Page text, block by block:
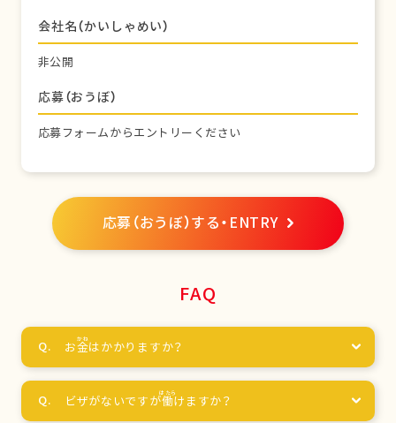
会社名（かいしゃめい）
非公開
応募（おうぼ）
応募フォームからエントリーください
応募（おうぼ）する・ENTRY
FAQ
お金はかかりますか？
ビザがないですが働けますか？